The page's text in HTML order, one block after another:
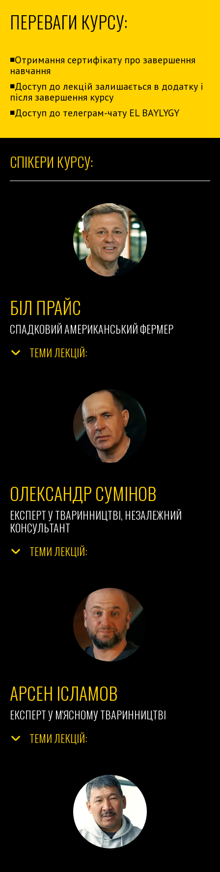
ПЕРЕВАГИ КУРСУ:
◾️Отримання сертифікату про завершення
навчання
◾️Доступ до лекцій залишається в додатку і
після завершення курсу
◾️Доступ до телеграм-чату EL BAYLYGY
СПІКЕРИ КУРСУ:
БІЛ ПРАЙС
СПАДКОВИЙ АМЕРИКАНСЬКИЙ ФЕРМЕР
ТЕМИ ЛЕКЦІЙ:
ОЛЕКСАНДР СУМІНОВ
ЕКСПЕРТ У ТВАРИННИЦТВІ, НЕЗАЛЕЖНИЙ
КОНСУЛЬТАНТ
ТЕМИ ЛЕКЦІЙ:
АРСЕН ІСЛАМОВ
ЕКСПЕРТ У М'ЯСНОМУ ТВАРИННИЦТВІ
ТЕМИ ЛЕКЦІЙ: